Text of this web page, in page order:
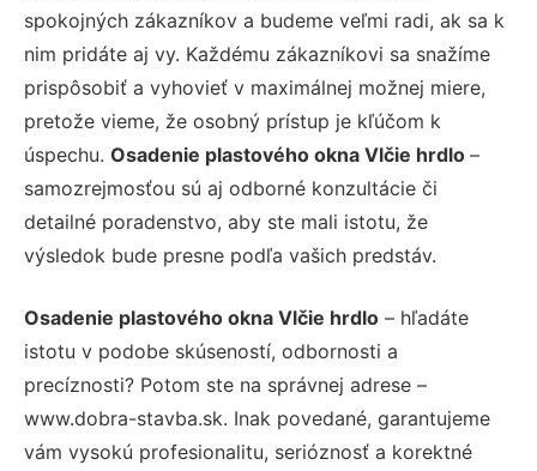
spokojných zákazníkov a budeme veľmi radi, ak sa k
nim pridáte aj vy. Každému zákazníkovi sa snažíme
prispôsobiť a vyhovieť v maximálnej možnej miere,
pretože vieme, že osobný prístup je kľúčom k
úspechu. Osadenie plastového okna Vlčie hrdlo –
samozrejmosťou sú aj odborné konzultácie či
detailné poradenstvo, aby ste mali istotu, že
výsledok bude presne podľa vašich predstáv.
Osadenie plastového okna Vlčie hrdlo – hľadáte
istotu v podobe skúseností, odbornosti a
precíznosti? Potom ste na správnej adrese –
www.dobra-stavba.sk. Inak povedané, garantujeme
vám vysokú profesionalitu, serióznosť a korektné